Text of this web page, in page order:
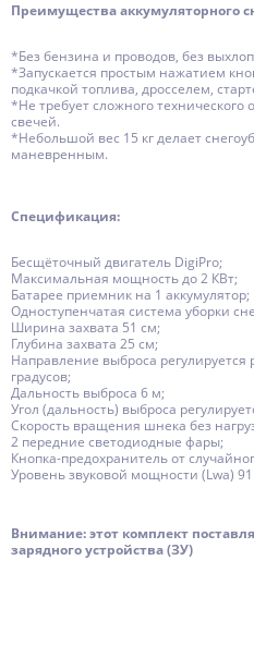
Преимущества аккумуляторного
*Без бензина и проводов, без
*Запускается простым нажатием
подкачкой топлива, дросселем,
*Не требует сложного
свечей.
*Небольшой вес 15 кг делает
маневренным.
Спецификация:
Бесщёточный двигатель DigiPro;
Максимальная мощность до 2 КВт;
Батарее приемник на 1 аккумулятор;
Одноступенчатая система уборки
Ширина захвата 51 см;
Глубина захвата 25 см;
Направление выброса регулируется
градусов;
Дальность выброса 6 м;
Угол (дальность) выброса
Скорость вращения шнека без
2 передние светодиодные фары;
Кнопка-предохранитель от
Уровень звуковой мощности (Lwa) 91
Внимание: этот комплект
зарядного устройства (ЗУ)